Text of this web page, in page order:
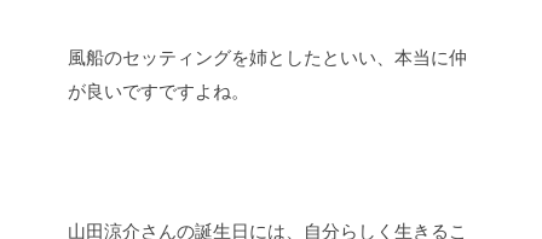
風船のセッティングを姉としたといい、本当に仲
が良いですですよね。
山田涼介さんの誕生日には、自分らしく生きるこ